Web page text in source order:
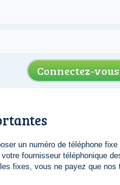
Connectez-
un numéro de téléphone
fournisseur téléphonique
fixes, vous ne payez que nos